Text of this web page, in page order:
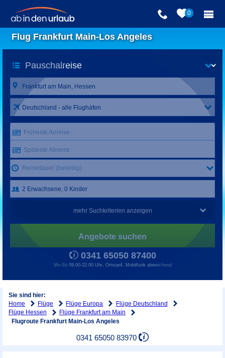
0
Flug Frankfurt Main-Los Angeles
Deutschland - alle Flughäfen
Früheste Anreise
Späteste Abreise
Reisedauer (beliebig)
mehr Suchkriterien anzeigen
Angebote suchen
0341 65050 87400
Mo-So 09:00-22:00 Uhr, Ortstarif, Mobilfunk abweichend
Sie sind hier:
Home
Flüge Flüge Europa
Flüge Deutschland
Flüge Hessen
Flüge Frankfurt am Main
Flugroute Frankfurt Main-Los Angeles
0341 65050 83970